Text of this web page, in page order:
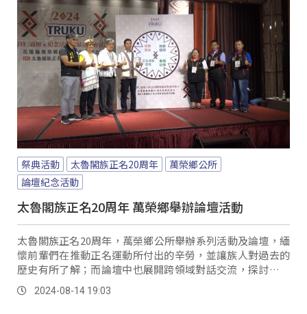
祭典活動 太魯閣族正名20周年
萬榮鄉公所
論壇紀念活動
太魯閣族正名20周年 萬榮鄉舉辦論壇活動
太魯閣族正名20周年，萬榮鄉公所舉辦系列活動及論壇，緬
懷前輩們在推動正名運動所付出的辛勞，並讓族人對過去的
歷史有所了解；而論壇中也展開跨領域對話交流，探討太魯
閣族的未來展望。
2024-08-14 19:03